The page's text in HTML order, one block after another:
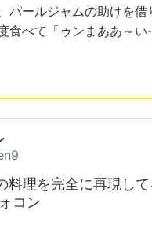
パールジャムの助けを
食べて「ゥンまああ～い
料理を完全に再現して
コン